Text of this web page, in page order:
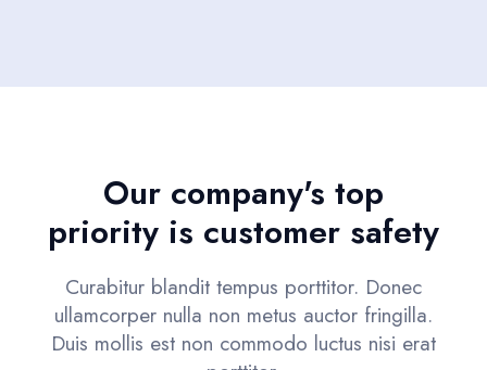
Our company's top
priority is customer safety
Curabitur blandit tempus porttitor. Donec
ullamcorper nulla non metus auctor fringilla.
Duis mollis est non commodo luctus nisi erat